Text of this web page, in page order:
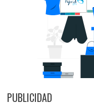
PUBLICIDAD